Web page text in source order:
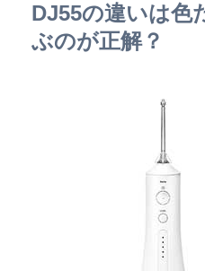
DJ55の違いは色
ぶのが正解？